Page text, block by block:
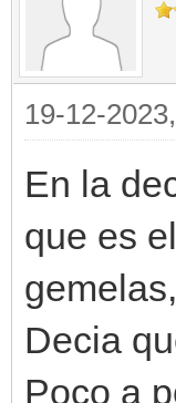
19-12-
En la
que es
Decia
Poco a